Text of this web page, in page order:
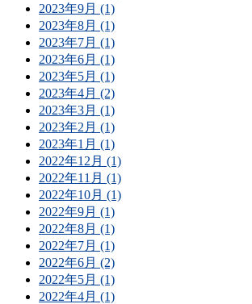
2023年9月 (1)
2023年8月 (1)
2023年7月 (1)
2023年6月 (1)
2023年5月 (1)
2023年4月 (2)
2023年3月 (1)
2023年2月 (1)
2023年1月 (1)
2022年12月 (1)
2022年11月 (1)
2022年10月 (1)
2022年9月 (1)
2022年8月 (1)
2022年7月 (1)
2022年6月 (2)
2022年5月 (1)
2022年4月 (1)